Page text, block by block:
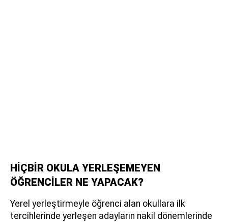
HİÇBİR OKULA YERLEŞEMEYEN
ÖĞRENCİLER NE YAPACAK?
Yerel yerleştirmeyle öğrenci alan okullara ilk
tercihlerinde yerleşen adayların nakil dönemlerinde